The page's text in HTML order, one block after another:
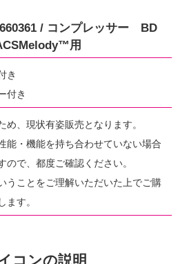
/ コンプレッサー BD
用
き
付き
め、現状有姿販売となります。
能・機能を持ち合わせていない場合
ので、都度ご確認ください。
うことをご理解いただいた上でご購
ます。
コンの説明